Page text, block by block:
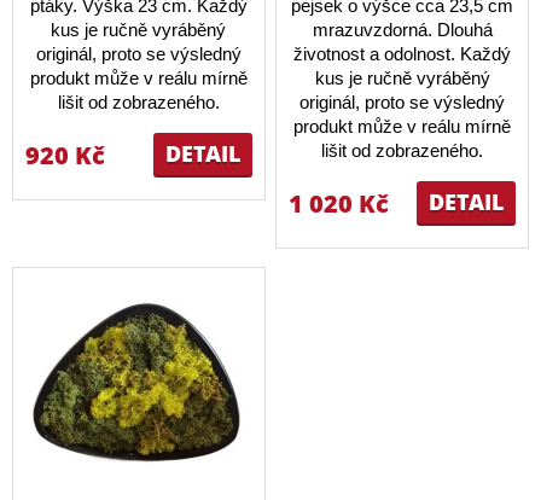
ptáky. Výška 23 cm. Každý
kus je ručně vyráběný
originál, proto se výsledný
produkt může v reálu mírně
lišit od zobrazeného.
DETAIL
920 Kč
pejsek o výšce cca 23,5 cm
mrazuvzdorná. Dlouhá
životnost a odolnost. Každý
kus je ručně vyráběný
originál, proto se výsledný
produkt může v reálu mírně
lišit od zobrazeného.
DETAIL
1 020 Kč